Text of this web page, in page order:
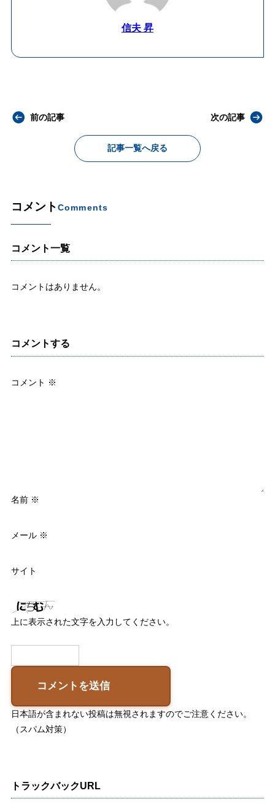
信夫 昇
前の記事
記事一覧へ戻る
次の記事
コメントComments
コメント一覧
コメントはありません。
コメントする
コメント ※
名前 ※
メール ※
サイト
上に表示された文字を入力してください。
日本語が含まれない投稿は無視されますのでご注意ください。
（スパム対策）
トラックバックURL